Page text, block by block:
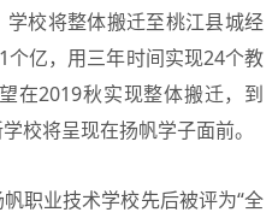
校将整体搬迁至桃江县城经
亿，用三年时间实现24个教
在2019秋实现整体搬迁，到
校将呈现在扬帆学子面前。
帆职业技术学校先后被评为“全